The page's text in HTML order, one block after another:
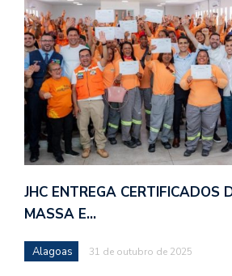
JHC ENTREGA CERTIFICADOS
MASSA E…
Alagoas 31 de outubro de 2025